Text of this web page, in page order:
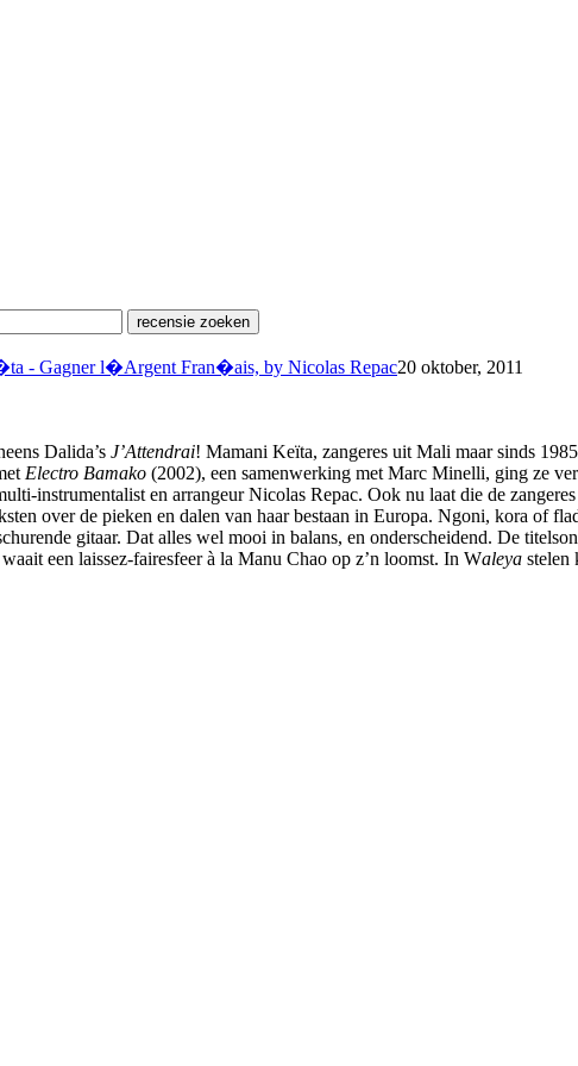
- Gagner l�Argent Fran�ais, by Nicolas Repac20 oktober, 2011
Dalida’s J’Attendrai! Mamani Keïta, zangeres uit Mali maar sinds
Electro Bamako (2002), een samenwerking met Marc Minelli, ging ze
instrumentalist en arrangeur Nicolas Repac. Ook nu laat die de
over de pieken en dalen van haar bestaan in Europa. Ngoni, kora of
gitaar. Dat alles wel mooi in balans, en onderscheidend. De
een laissez-fairesfeer à la Manu Chao op z’n loomst. In Waleya stelen